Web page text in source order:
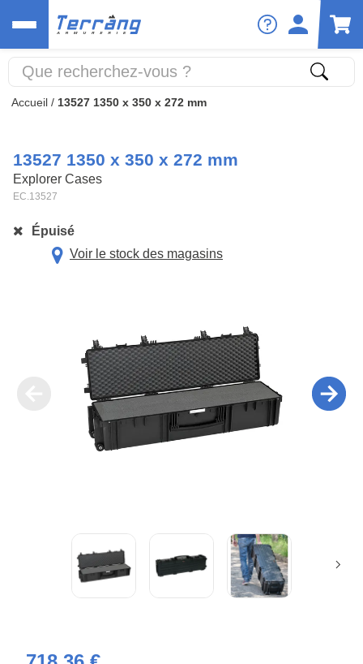
Accueil / 13527 1350 x 350 x 272 mm
13527 1350 x 350 x 272 mm
Explorer Cases
EC.13527
Épuisé
Voir le stock des magasins